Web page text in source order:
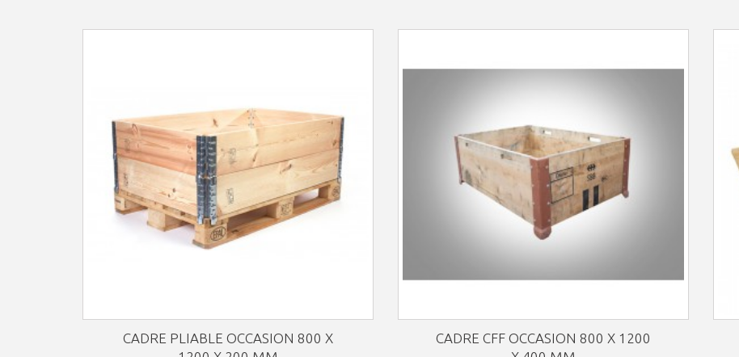
CADRE PLIABLE OCCASION 800 X
CADRE CFF OCCASION 800 X 1200